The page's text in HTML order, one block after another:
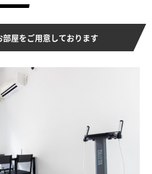
屋をご用意しております